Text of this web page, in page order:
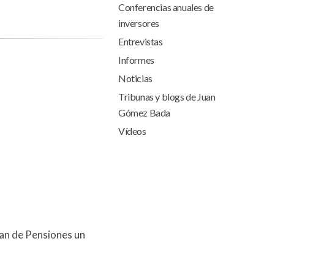
de Pensiones un
Conferencias anuales de
inversores
Entrevistas
Informes
Noticias
Tribunas y blogs de Juan
Gómez Bada
Vídeos